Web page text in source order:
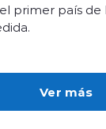
Ver más
primer país de